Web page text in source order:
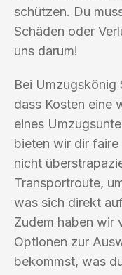
schützen. Du
Schäden oder
uns darum!
Bei Umzugskönig
dass Kosten eine
eines
bieten wir dir
nicht
Transportroute,
was sich direkt
Zudem haben wir
Optionen zur
bekommst, was